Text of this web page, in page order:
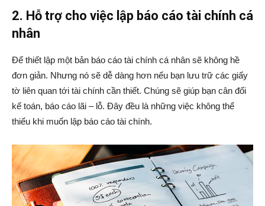
2. Hỗ trợ cho việc lập báo cáo tài chính cá
nhân
Để thiết lập một bản báo cáo tài chính cá nhân sẽ không hề
đơn giản. Nhưng nó sẽ dễ dàng hơn nếu bạn lưu trữ các giấy
tờ liên quan tới tài chính cần thiết. Chúng sẽ giúp bạn cân đối
kế toán, báo cáo lãi – lỗ. Đây đều là những việc không thể
thiếu khi muốn lập báo cáo tài chính.